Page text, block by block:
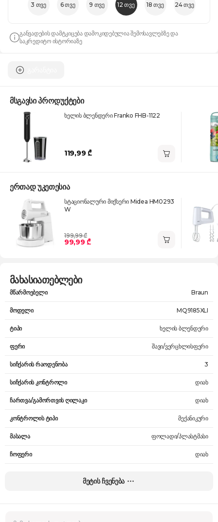
3 თვე 6 თვე 9 თვე 12 თვე 18 თვე 24 თვე
განვადების დამტკიცება დამოკიდებულია შემოსავლებზე და
საკრედიტო ისტორიაზე
მსგავსი პროდუქტები
ხელის ბლენდერი Franko FHB-1122
119,99 ₾
ერთად უკეთესია
სტაციონალური მიქსერი Midea HM0293
W
199,99 ₾
99,99 ₾
მახასიათებლები
მწარმოებელი Braun
მოდელი MQ9185XLI
ტიპი ხელის ბლენდერი
ფერი შავი/ვერცხლისფერი
სიჩქარის რაოდენობა 3
სიჩქარის კონტროლი დიახ
ჩართვა/გამორთვის ღილაკი დიახ
კონტროლის ტიპი მექანიკური
მასალა ფოლადი/პლასტმასი
ჩოფერი დიახ
მეტის ჩვენება